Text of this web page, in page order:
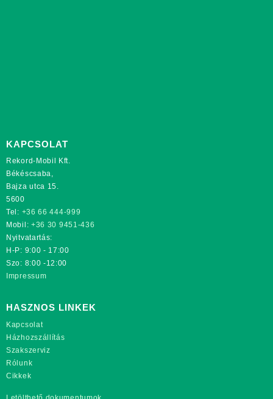
KAPCSOLAT
Rekord-Mobil Kft.
Békéscsaba,
Bajza utca 15.
5600
Tel: +36 66 444-999
Mobil: +36 30 9451-436
Nyitvatartás:
H-P: 9:00 - 17:00
Szo: 8:00 -12:00
Impressum
HASZNOS LINKEK
Kapcsolat
Házhozszállítás
Szakszerviz
Rólunk
Cikkek